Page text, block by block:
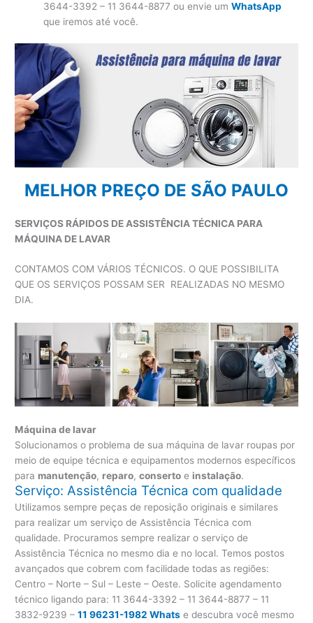
3644-3392 – 11 3644-8877 ou envie umWhatsApp
que iremos até você.
MELHOR PREÇO DE SÃO PAULO
SERVIÇOS RÁPIDOS DE ASSISTÊNCIA TÉCNICA PARA
MÁQUINA DE LAVAR
CONTAMOS COM VÁRIOS TÉCNICOS. O QUE POSSIBILITA
QUE OS SERVIÇOS POSSAM SER REALIZADAS NO MESMO
DIA.
Máquina de lavar
Solucionamos o problema de sua máquina de lavar roupas por
meio de equipe técnica e equipamentos modernos específicos
para manutenção, reparo,conserto e instalação.
Serviço: Assistência Técnica com qualidade
Utilizamos sempre peças de reposição originais e similares
para realizar um serviço de Assistência Técnica com
qualidade. Procuramos sempre realizar o serviço de
Assistência Técnica no mesmo dia e no local. Temos postos
avançados que cobrem com facilidade todas as regiões:
Centro – Norte – Sul – Leste – Oeste. Solicite agendamento
técnico ligando para: 11 3644-3392 – 11 3644-8877 – 11
3832-9239 –11 96231-1982 Whats e descubra você mesmo